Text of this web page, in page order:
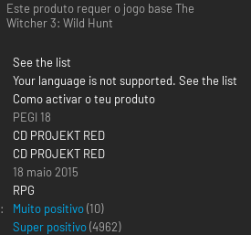
Este produto requer o jogo base The
Witcher 3: Wild Hunt
See the list
Your language is not supported. See the list
Como activar o teu produto
PEGI 18
CD PROJEKT RED
CD PROJEKT RED
18 maio 2015
RPG
Muito positivo(10)
Super positivo(4962)